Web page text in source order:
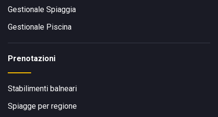
Gestionale Spiaggia
Gestionale Piscina
Prenotazioni
Stabilimenti balneari
Spiagge per regione